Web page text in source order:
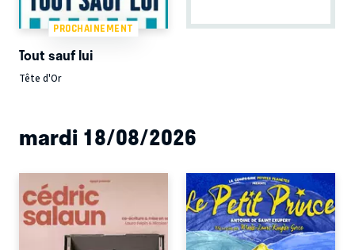
PROCHAINEMENT
Tout sauf lui
Tête d'Or
mardi 18/08/2026